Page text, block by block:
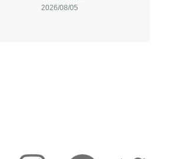
2026/08/05